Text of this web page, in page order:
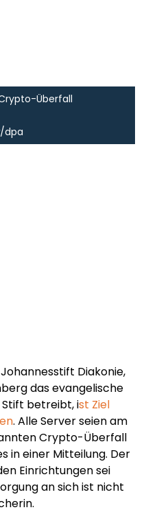
Überfall
dpa
Diakonie,
das evangelische
Stift betreibt, ist Ziel
. Alle Server seien am
Crypto-Überfall
in einer Mitteilung. Der
Einrichtungen sei
an sich ist nicht